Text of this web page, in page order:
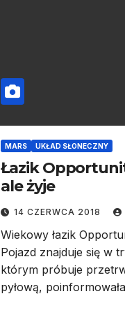
MARS UKŁAD SŁONECZNY
Łazik
ale żyje
14 CZERWCA 2018
Wiekowy łazik
Pojazd znajduje się w
którym próbuje
pyłową,